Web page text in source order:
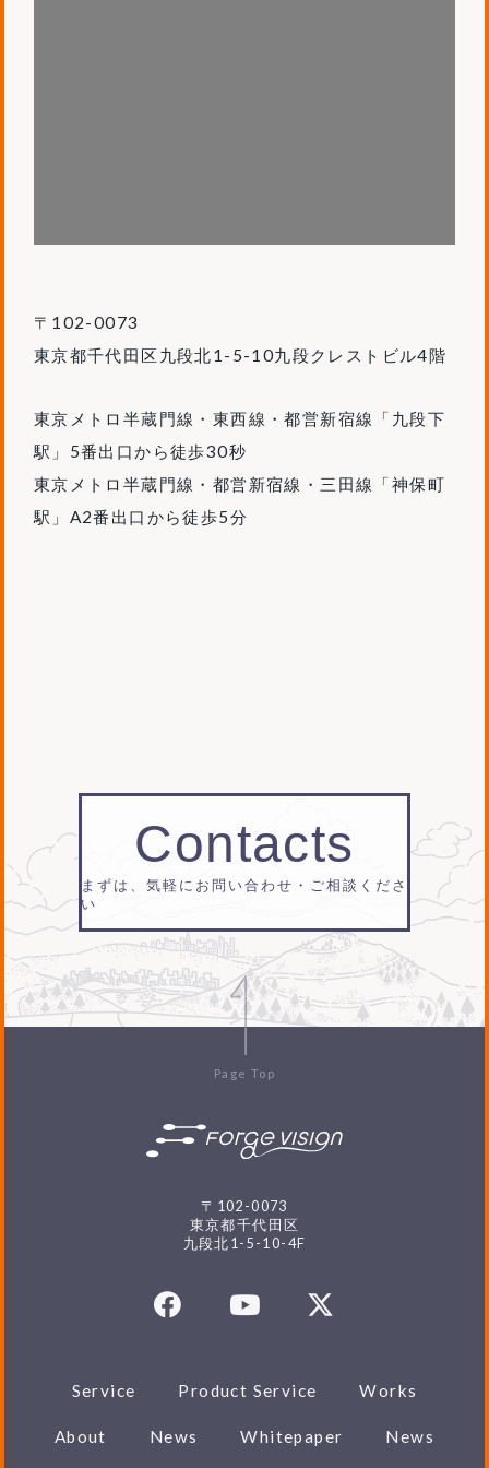
〒102-0073
東京都千代田区九段北1-5-10九段クレストビル4階
東京メトロ半蔵門線・東西線・都営新宿線「九段下
駅」5番出口から徒歩30秒
東京メトロ半蔵門線・都営新宿線・三田線「神保町
駅」A2番出口から徒歩5分
Contacts
まずは、気軽にお問い合わせ・ご相談くださ
い
Page Top
〒102-0073
東京都千代田区
九段北1-5-10-4F
Service Product Service Works
About News Whitepaper News